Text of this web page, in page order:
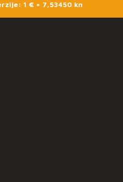
1 € = 7,53450 kn